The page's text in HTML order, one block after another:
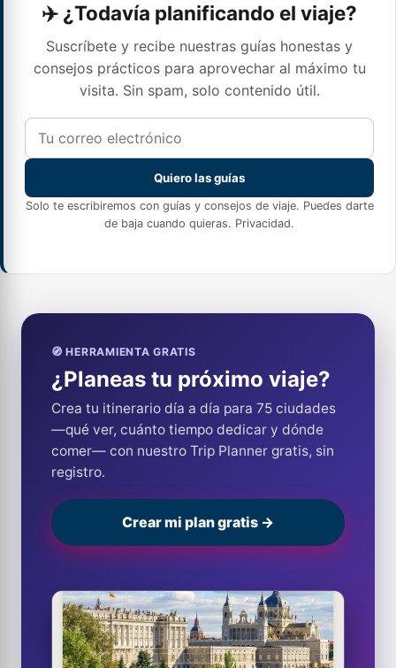
✈️ ¿Todavía planificando el viaje?
Suscríbete y recibe nuestras guías honestas y
consejos prácticos para aprovechar al máximo tu
visita. Sin spam, solo contenido útil.
Quiero las guías
Solo te escribiremos con guías y consejos de viaje. Puedes darte
de baja cuando quieras. Privacidad.
🧭 HERRAMIENTA GRATIS
¿Planeas tu próximo viaje?
Crea tu itinerario día a día para 75 ciudades
—qué ver, cuánto tiempo dedicar y dónde
comer— con nuestro Trip Planner gratis, sin
registro.
Crear mi plan gratis →